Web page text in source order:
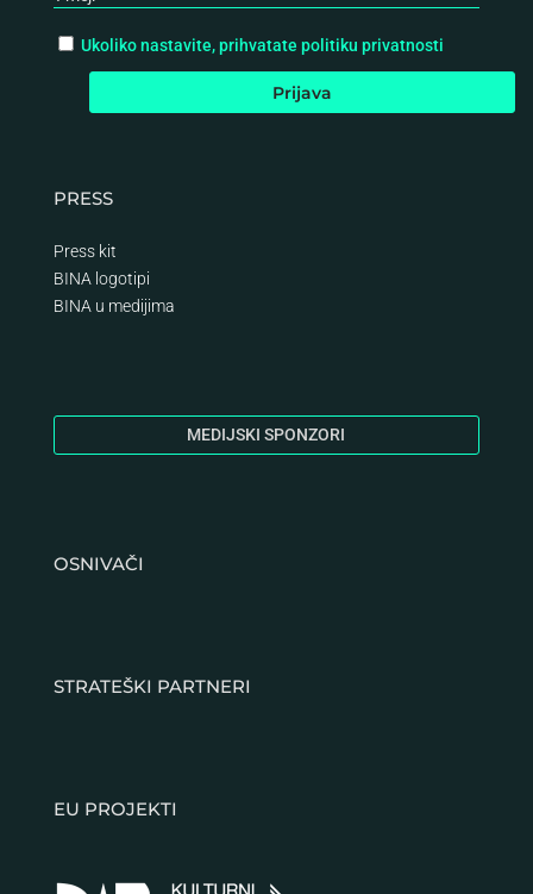
Ukoliko nastavite, prihvatate politiku privatnosti
PRESS
Press kit
BINA logotipi
BINA u medijima
MEDIJSKI SPONZORI
OSNIVAČI
STRATEŠKI PARTNERI
EU PROJEKTI